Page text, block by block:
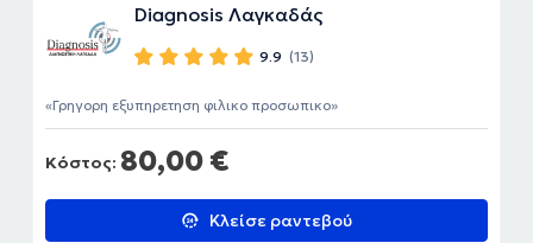
Diagnosis Λαγκαδάς
9.9 (13)
Κόστος: 80,00 €
Κλείσε ραντεβού
Γρηγορη εξυπηρετηση φιλικο προσωπικο